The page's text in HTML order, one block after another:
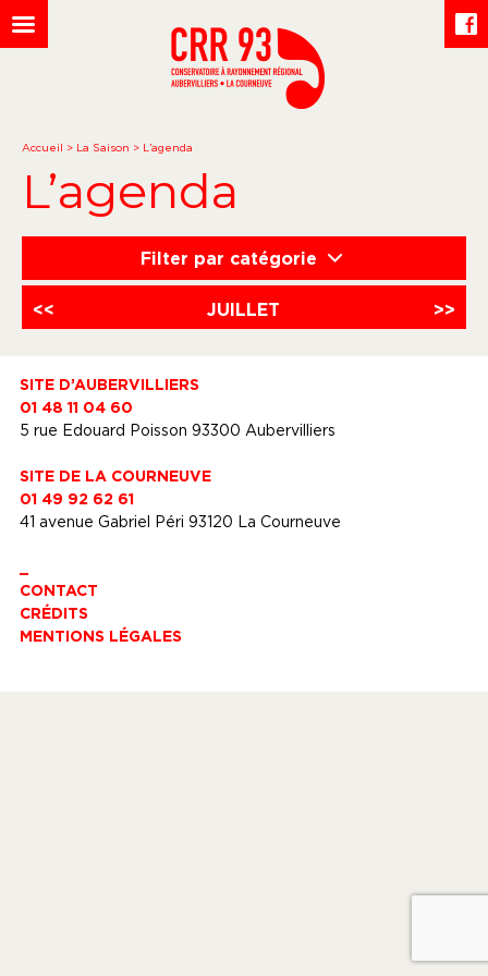
Accueil > La Saison > L’agenda
L’agenda
Filter par catégorie
<< JUILLET >>
SITE D’AUBERVILLIERS
01 48 11 04 60
5 rue Edouard Poisson 93300 Aubervilliers
SITE DE LA COURNEUVE
01 49 92 62 61
41 avenue Gabriel Péri 93120 La Courneuve
CONTACT
CRÉDITS
MENTIONS LÉGALES